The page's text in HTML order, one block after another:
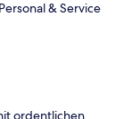
Personal & Service
ordentlichen